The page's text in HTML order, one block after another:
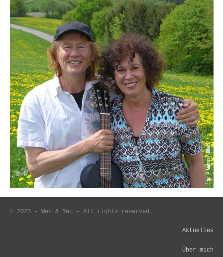
© 2023 – Web & Rec – All rights reserved.
Aktuelles
Über mich